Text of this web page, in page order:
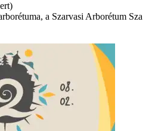
a Szarvasi Arborétum Sza